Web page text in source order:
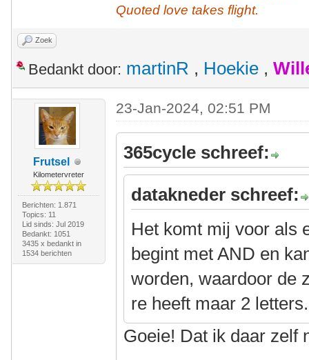
Quoted love takes flight.
Zoek
Bedankt door: martinR , Hoekie ,
Frutsel
Kilometervreter
Berichten: 1.871
Topics: 11
Lid sinds: Jul 2019
Bedankt: 1051
3435 x bedankt in
1534 berichten
23-Jan-2024, 02:51 PM
365cycle schreef:
datakneder schreef:
Het komt mij voor als
begint met AND en
worden, waardoor de
re heeft maar 2 letters.
Goeie! Dat ik daar zelf